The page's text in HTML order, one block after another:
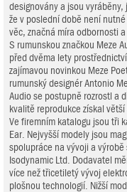
designovány a jsou
že v poslední době není
věc, značná míra odbornosti
S rumunskou značkou Meze
před dvěma lety
zajímavou novinkou Meze
rumunský designér Antonio
Audio se postupně rozrostl a
kvalitě reprodukce získal
Ve firemním katalogu jsou tři
Ear. Nejvyšší modely jsou
spolupráce na vývoji a
Isodynamic Ltd. Dodavatel
více než třicetiletý vývoj
plošnou technologií. Nižší